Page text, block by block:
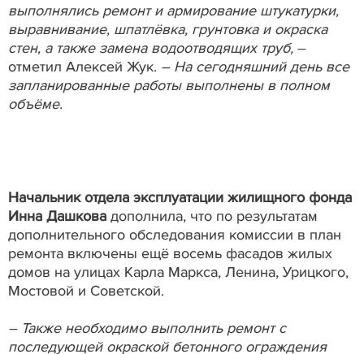
выполнялись ремонт и армирование штукатурки,
выравнивание, шпатлёвка, грунтовка и окраска
стен, а также замена водоотводящих труб, –
отметил Алексей Жук. – На сегодняшний день все
запланированные работы выполнены в полном
объёме.
Начальник отдела эксплуатации жилищного фонда
Инна Дашкова дополнила, что по результатам
дополнительного обследования комиссии в план
ремонта включены ещё восемь фасадов жилых
домов на улицах Карла Маркса, Ленина, Урицкого,
Мостовой и Советской.
– Также необходимо выполнить ремонт с
последующей окраской бетонного ограждения